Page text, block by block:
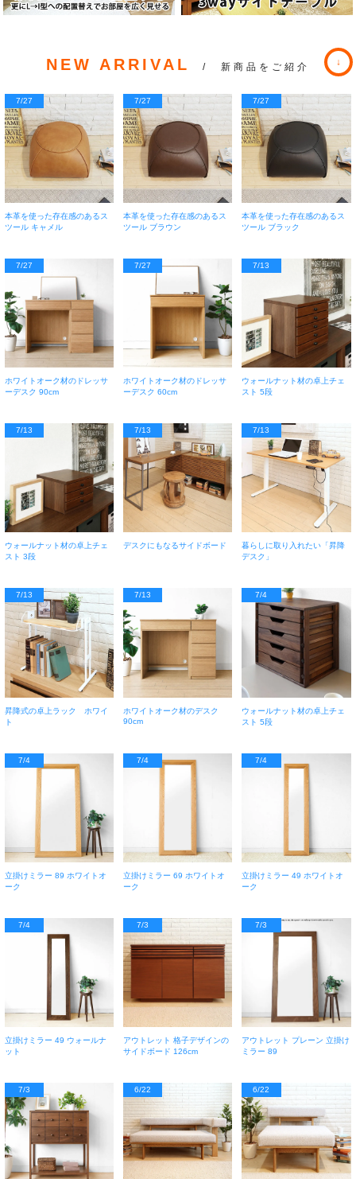
NEW ARRIVAL / 新商品をご紹介
7/27
本革を使った存在感のあるス
ツール キャメル
7/27
本革を使った存在感のあるス
ツール ブラウン
7/27
本革を使った存在感のあるス
ツール ブラック
7/27
ホワイトオーク材のドレッサ
ーデスク 90cm
7/27
ホワイトオーク材のドレッサ
ーデスク 60cm
7/13
ウォールナット材の卓上チェ
スト 5段
7/13
ウォールナット材の卓上チェ
スト 3段
7/13
デスクにもなるサイドボード
7/13
暮らしに取り入れたい「昇降
デスク」
7/13
昇降式の卓上ラック ホワイ
ト
7/13
ホワイトオーク材のデスク
90cm
7/4
ウォールナット材の卓上チェ
スト 5段
7/4
立掛けミラー 89 ホワイトオ
ーク
7/4
立掛けミラー 69 ホワイトオ
ーク
7/4
立掛けミラー 49 ホワイトオ
ーク
7/4
立掛けミラー 49 ウォールナ
ット
7/3
アウトレット 格子デザインの
サイドボード 126cm
7/3
アウトレット プレーン 立掛け
ミラー 89
7/3 6/22 6/22